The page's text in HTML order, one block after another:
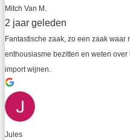
Mitch Van M.
2 jaar geleden
Fantastische zaak, zo een zaak
enthousiasme bezitten en weten
import wijnen.
Jules